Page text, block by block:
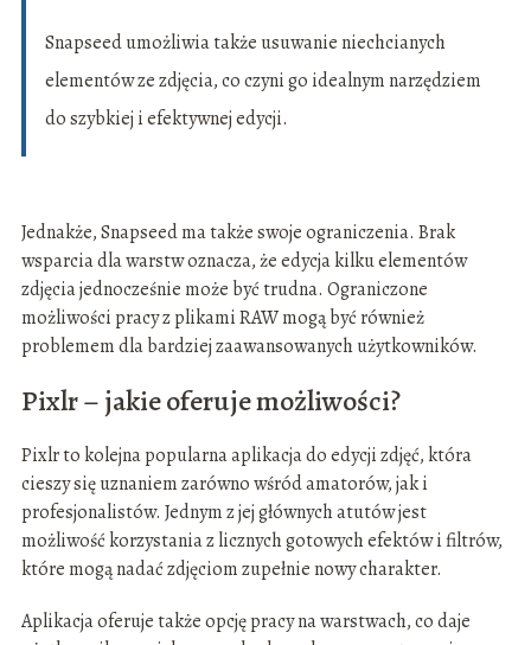
Snapseed umożliwia także usuwanie niechcianych
elementów ze zdjęcia, co czyni go idealnym narzędziem
do szybkiej i efektywnej edycji.
Jednakże, Snapseed ma także swoje ograniczenia. Brak
wsparcia dla warstw oznacza, że edycja kilku elementów
zdjęcia jednocześnie może być trudna. Ograniczone
możliwości pracy z plikami RAW mogą być również
problemem dla bardziej zaawansowanych użytkowników.
Pixlr – jakie oferuje możliwości?
Pixlr to kolejna popularna aplikacja do edycji zdjęć, która
cieszy się uznaniem zarówno wśród amatorów, jak i
profesjonalistów. Jednym z jej głównych atutów jest
możliwość korzystania z licznych gotowych efektów i filtrów,
które mogą nadać zdjęciom zupełnie nowy charakter.
Aplikacja oferuje także opcję pracy na warstwach, co daje